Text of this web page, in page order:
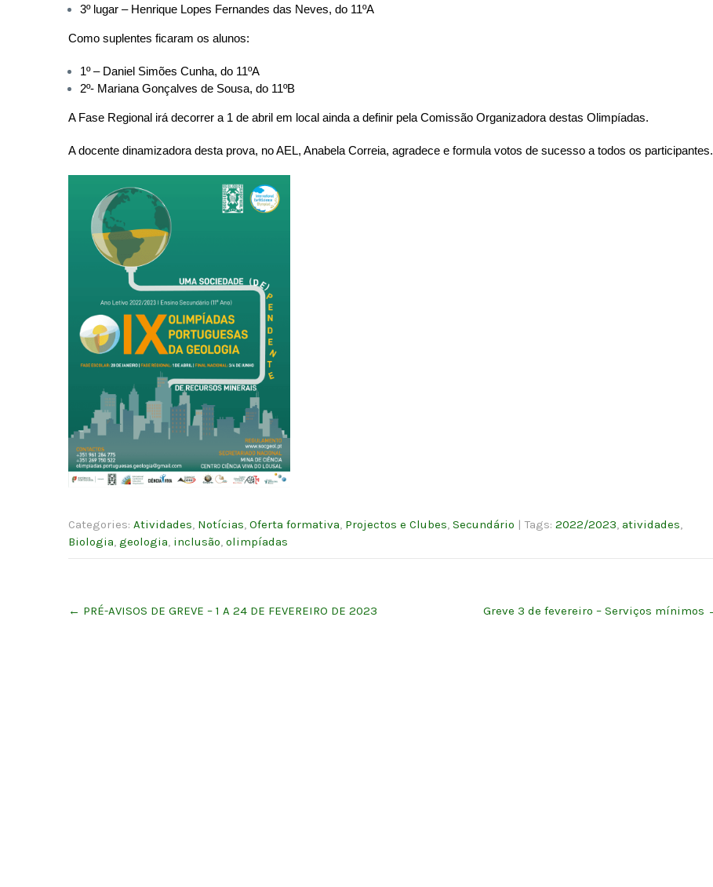
3º lugar – Henrique Lopes Fernandes das Neves, do 11ºA
Como suplentes ficaram os alunos:
1º – Daniel Simões Cunha, do 11ºA
2º- Mariana Gonçalves de Sousa, do 11ºB
A Fase Regional irá decorrer a 1 de abril em local ainda a definir pela Comissão Organizadora destas Olimpíadas.
A docente dinamizadora desta prova, no AEL, Anabela Correia, agradece e formula votos de sucesso a todos os participantes.
Categories: Atividades, Notícias, Oferta formativa, Projectos e Clubes, Secundário | Tags: 2022/2023, atividades,
Biologia, geologia, inclusão, olimpíadas
navigation
← PRÉ-AVISOS DE GREVE – 1 A 24 DE FEVEREIRO DE 2023 Greve 3 de fevereiro – Serviços mínimos